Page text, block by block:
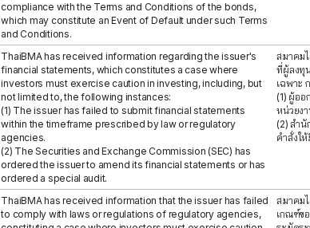
compliance with the Terms and Conditions of the bonds,
which may constitute an Event of Default under such Terms
and Conditions.
ThaiBMA has received information regarding the issuer's
financial statements, which constitutes a case where
investors must exercise caution in investing, including, but
not limited to, the following instances:
(1) The issuer has failed to submit financial statements
within the timeframe prescribed by law or regulatory
agencies.
(2) The Securities and Exchange Commission (SEC) has
ordered the issuer to amend its financial statements or has
ordered a special audit.
สมาคม
ที่ผู้ลงทุ
เฉพาะ
(1) ผู้ออ
หน่วยง
(2) สำนั
คำสั่งใ
ThaiBMA has received information that the issuer has failed
to comply with laws or regulations of regulatory agencies,
สมาคม
เกณฑ์ข